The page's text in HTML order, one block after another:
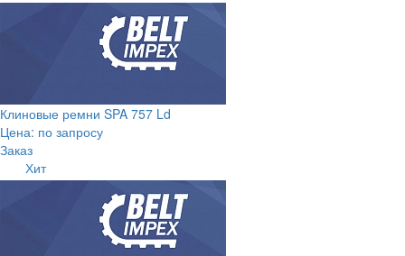
Клиновые ремни SPA 757 Ld
Цена: по запросу
Заказ
Хит